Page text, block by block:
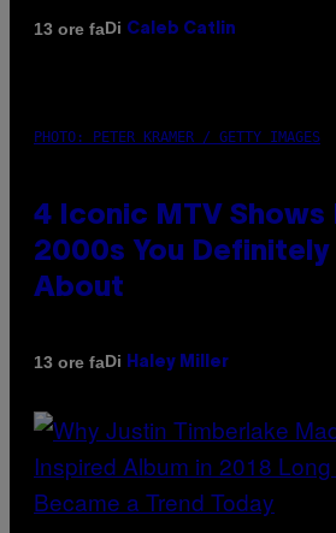
13 ore faDi Caleb Catlin
PHOTO: PETER KRAMER / GETTY IMAGES
4 Iconic MTV Shows
2000s You
About
13 ore faDi Haley Miller